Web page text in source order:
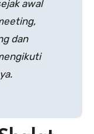
awal
dan